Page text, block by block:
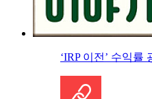
‘IRP 이전’ 수익률